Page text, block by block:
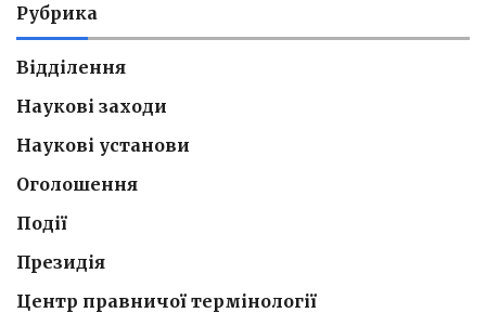
Рубрика
Відділення
Наукові заходи
Наукові установи
Оголошення
Події
Президія
Центр правничої термінології